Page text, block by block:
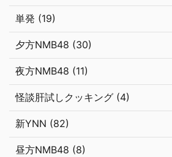
単発 (19)
夕方NMB48 (30)
夜方NMB48 (11)
怪談肝試しクッキング (4)
新YNN (82)
昼方NMB48 (8)